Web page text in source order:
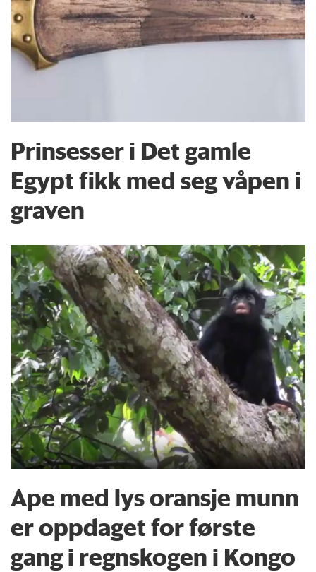
Prinsesser i Det gamle
Egypt fikk med seg våpen i
graven
Ape med lys oransje munn
er oppdaget for første
gang i regnskogen i Kongo